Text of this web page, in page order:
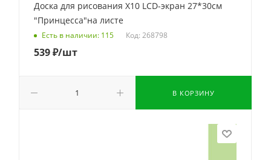
Доска для рисования X10 LCD-экран 27*30см
"Принцесса"на листе
Есть в наличии: 115 Код: 268798
539₽/шт
В КОРЗИНУ